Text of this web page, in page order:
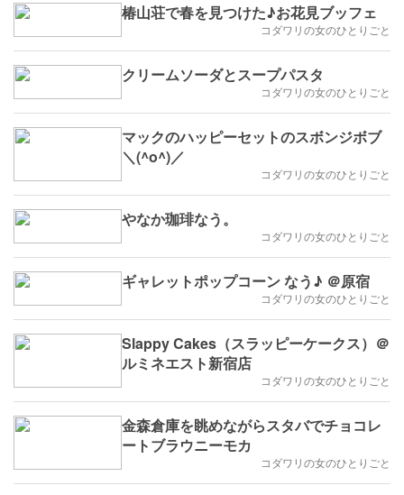
椿山荘で春を見つけた♪お花見ブッフェ
コダワリの女のひとりごと
クリームソーダとスープパスタ
コダワリの女のひとりごと
マックのハッピーセットのスボンジボブ
＼(^o^)／
コダワリの女のひとりごと
やなか珈琲なう。
コダワリの女のひとりごと
ギャレットポップコーン なう♪ ＠原宿
コダワリの女のひとりごと
Slappy Cakes（スラッピーケークス）＠
ルミネエスト新宿店
コダワリの女のひとりごと
金森倉庫を眺めながらスタバでチョコレ
ートブラウニーモカ
コダワリの女のひとりごと